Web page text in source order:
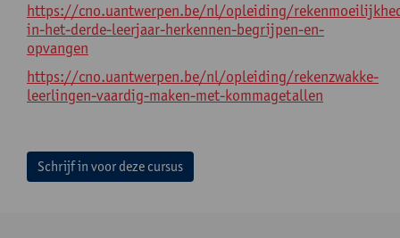
https://cno.uantwerpen.be/nl/opleiding/
in-het-derde-leerjaar-herkennen-begrijpen-en-
opvangen
https://cno.uantwerpen.be/nl/opleiding/rekenzwakke-
leerlingen-vaardig-maken-met-kommagetallen
Schrijf in voor deze cursus